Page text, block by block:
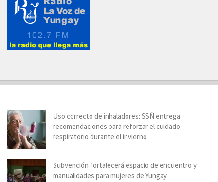
Uso correcto de inhaladores: SSÑ entrega
recomendaciones para reforzar el cuidado
respiratorio durante el invierno
Subvención fortalecerá espacio de encuentro y
manualidades para mujeres de Yungay